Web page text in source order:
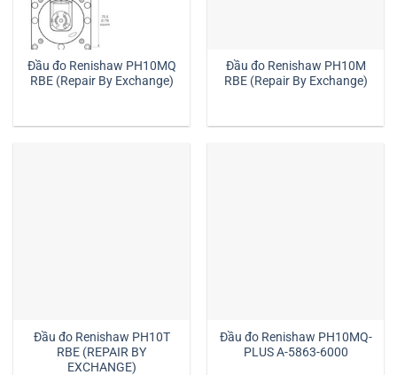
Đầu đo Renishaw PH10MQ
RBE (Repair By Exchange)
Đầu đo Renishaw PH10M
RBE (Repair By Exchange)
Đầu đo Renishaw PH10T
RBE (REPAIR BY
EXCHANGE)
Đầu đo Renishaw PH10MQ-
PLUS A-5863-6000